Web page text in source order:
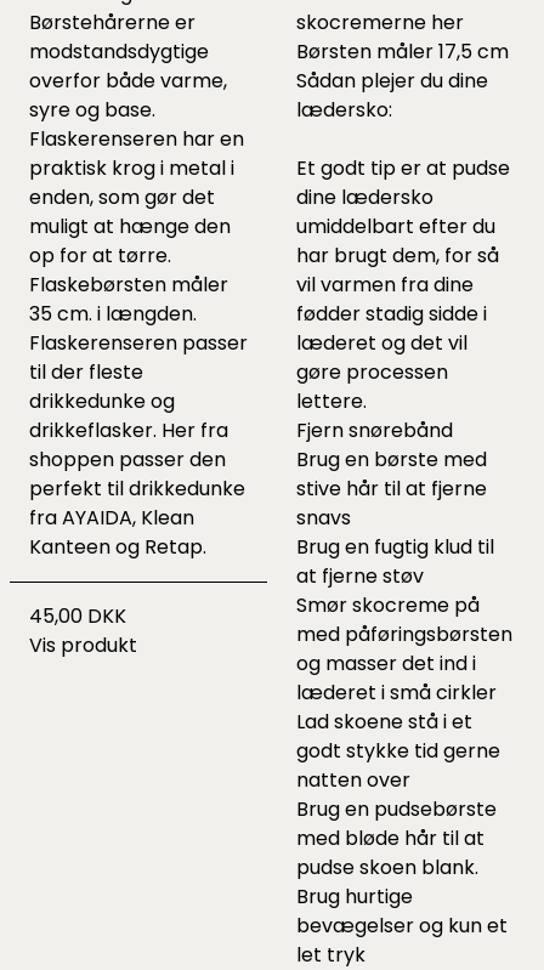
Børstehårerne er
modstandsdygtige
overfor både varme,
syre og base.
Flaskerenseren har en
praktisk krog i metal i
enden, som gør det
muligt at hænge den
op for at tørre.
Flaskebørsten måler
35 cm. i længden.
Flaskerenseren passer
til der fleste
drikkedunke og
drikkeflasker. Her fra
shoppen passer den
perfekt til drikkedunke
fra AYAIDA, Klean
Kanteen og Retap.
45,00 DKK
Vis produkt
skocremerne her
Børsten måler 17,5 cm
Sådan plejer du dine
lædersko:
Et godt tip er at pudse
dine lædersko
umiddelbart efter du
har brugt dem, for så
vil varmen fra dine
fødder stadig sidde i
læderet og det vil
gøre processen
lettere.
Fjern snørebånd
Brug en børste med
stive hår til at fjerne
snavs
Brug en fugtig klud til
at fjerne støv
Smør skocreme på
med påføringsbørsten
og masser det ind i
læderet i små cirkler
Lad skoene stå i et
godt stykke tid gerne
natten over
Brug en pudsebørste
med bløde hår til at
pudse skoen blank.
Brug hurtige
bevægelser og kun et
let tryk